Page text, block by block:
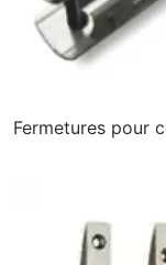
Fermetures pour